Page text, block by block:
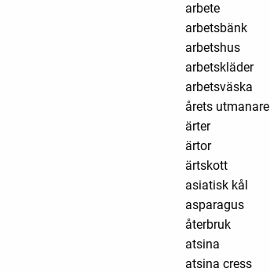
arbete
arbetsbänk
arbetshus
arbetskläder
arbetsväska
årets utmanare
ärter
ärtor
ärtskott
asiatisk kål
asparagus
återbruk
atsina
atsina cress